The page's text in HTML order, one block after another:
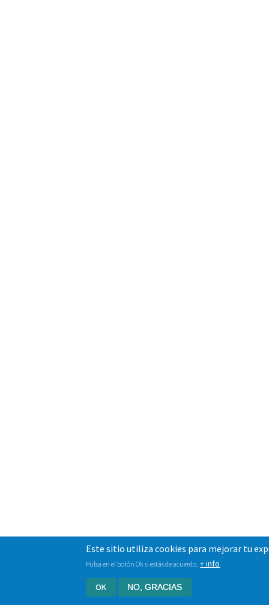
Este sitio utiliza cookies para mejorar tu
Pulsa en el botón Ok si estás de acuerdo. + info
OK NO, GRACIAS